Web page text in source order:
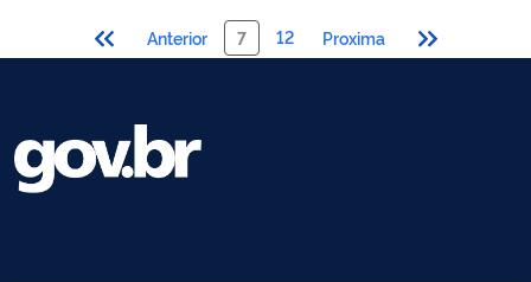
Anterior 7 12 Proxima